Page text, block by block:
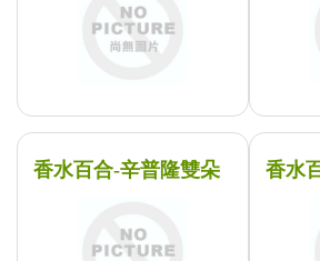
香水百合-辛普隆雙朵 香水